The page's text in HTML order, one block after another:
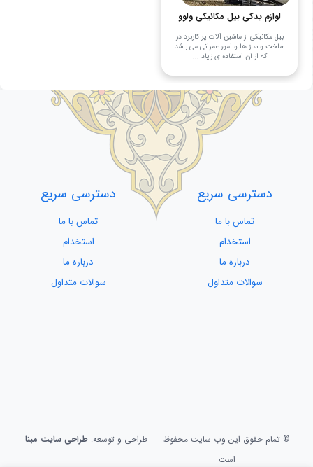
لوازم یدکی بیل مکانیکی ولوو
بیل مکانیکی از ماشین آلات پر کاربرد در
ساخت و ساز ها و امور عمرانی می باشد
که از آن استفاده ی زیاد ...
دسترسی سریع
تماس با ما
استخدام
درباره ما
سوالات متداول
دسترسی سریع
تماس با ما
استخدام
درباره ما
سوالات متداول
© تمام حقوق این وب سایت محفوظ
است
طراحی و توسعه:طراحی سایت مبنا